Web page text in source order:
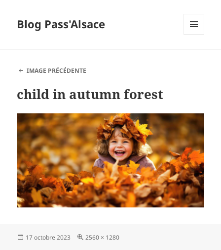
Blog Pass'Alsace
IMAGE PRÉCÉDENTE
child in autumn forest
Publié
17 octobre 2023
Taille
2560 × 1280